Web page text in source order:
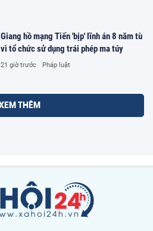
Giang hồ mạng Tiến 'bịp' lĩnh án 8 năm tù
vì tổ chức sử dụng trái phép ma túy
21 giờ trước Pháp luật
Luật Phát triển đô thị cần có khả năng
thích ứng với sự phát triển lâu dài của
đất nước